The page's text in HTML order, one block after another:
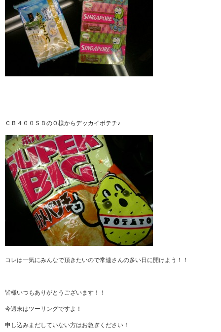
ＣＢ４００ＳＢのＯ様からデッカイポテチ♪
コレは一気にみんなで頂きたいので常連さんの多い日に開けよう！！
皆様いつもありがとうございます！！
今週末はツーリングですよ！
申し込みまだしていない方はお急ぎください！